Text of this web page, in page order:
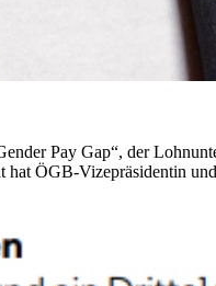
Pay Gap“, der
hat ÖGB-Vizepräsidentin